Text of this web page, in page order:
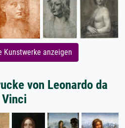
Kunstwerke anzeigen
von Leonardo da
Vinci